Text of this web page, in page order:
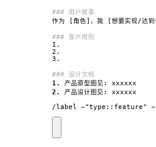
1.
2.
/label ~"type::feature"